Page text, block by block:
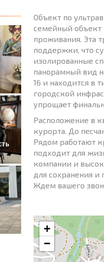
Объект по
семейный объект
проживания. Эта
поддержки, что
изолированные
панорамный вид
16 и находится в
городской
упрощает
Расположение в
курорта. До
Рядом работают
подходит для
компании и
для сохранения и
Ждем вашего
+
−